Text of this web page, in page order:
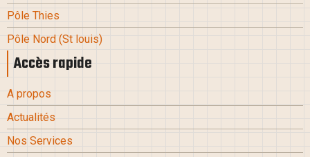
Pôle Thies
Pôle Nord (St louis)
Accès rapide
A propos
Actualités
Nos Services